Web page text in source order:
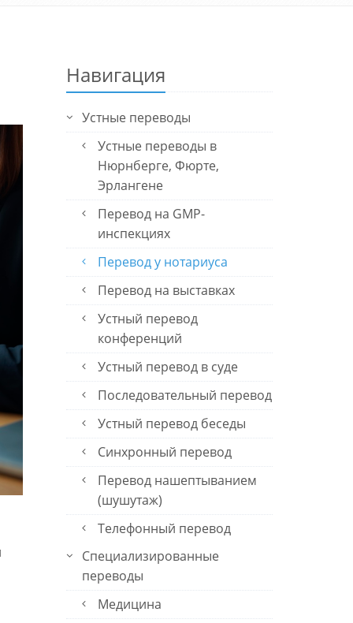
Навигация
Устные переводы
Устные переводы в
Нюрнберге, Фюрте,
Эрлангене
Перевод на GMP-
инспекциях
Перевод у нотариуса
Перевод на выставках
Устный перевод
конференций
Устный перевод в суде
Последовательный перевод
Устный перевод беседы
Синхронный перевод
Перевод нашептыванием
(шушутаж)
Телефонный перевод
Специализированные
переводы
Медицина